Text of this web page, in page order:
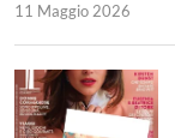
11 Maggio 2026